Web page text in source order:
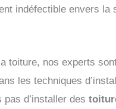
indéfectible envers la
toiture, nos experts
les techniques
pas d’installer des